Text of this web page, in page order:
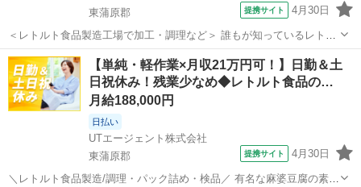
東蒲原郡
提携サイト 4月30日
＜レトルト食品製造工場で加工・調理など＞ 誰もが知っているレトル
ト食品やスープの有名ブランド！ ☆未経験OK！ カンタン＆繰り返し
作業がお好きな方にオススメ♪ ＜具体的には…＞ ■材料の選別 ■加工 ■
調理 ■検査 ■梱...
新潟 東蒲原郡 工場
【単純・軽作業×月収21万円可！】日勤＆土
日祝休み！残業少なめ◆レトルト食品の…
月給188,000円
日払い
UTエージェント株式会社
東蒲原郡
提携サイト 4月30日
＼レトルト食品製造/調理・パック詰め・検品／ 有名な麻婆豆腐の素、